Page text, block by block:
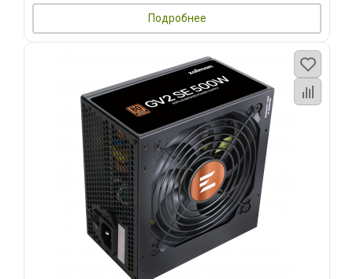
Подробнее